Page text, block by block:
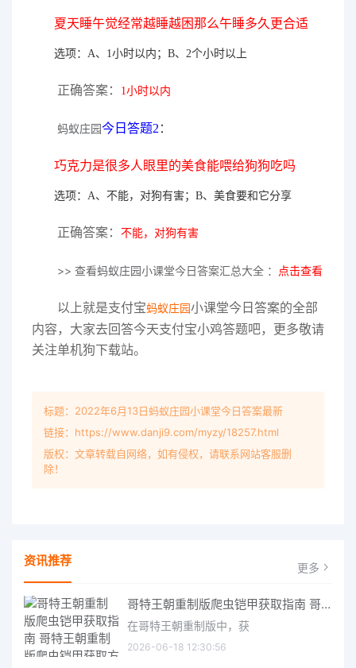
夏天睡午觉经常越睡越困那么午睡多久更合适
选项：A、1小时以内；B、2个小时以上
正确答案： 1小时以内
蚂蚁庄园今日答题2 ：
巧克力是很多人眼里的美食能喂给狗狗吃吗
选项：A、不能，对狗有害；B、美食要和它分享
正确答案： 不能，对狗有害
>> 查看蚂蚁庄园小课堂今日答案汇总大全 ： 点击查看
以上就是支付宝蚂蚁庄园小课堂今日答案的全部
内容，大家去回答今天支付宝小鸡答题吧，更多敬请
关注单机狗下载站。
标题：2022年6月13日蚂蚁庄园小课堂今日答案最新
链接：https://www.danji9.com/myzy/18257.html
版权：文章转载自网络，如有侵权，请联系网站客服删
除！
资讯推荐 更多
哥特王朝重制版爬虫铠甲获取指南 哥特王朝重制版爬虫铠甲获取方法
在哥特王朝重制版中，获
2026-06-18 12:30:56